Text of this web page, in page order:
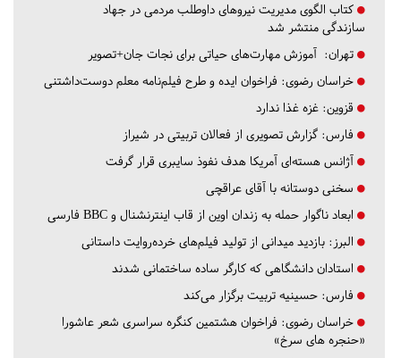
کتاب الگوی مدیریت نیروهای داوطلب مردمی در جهاد
سازندگی منتشر شد
تهران: آموزش مهارت‌های حیاتی برای نجات جان+تصویر
خراسان رضوی: فراخوان ایده و طرح فیلم‌نامه معلم دوست‌داشتنی
قزوین: غزه غذا ندارد
فارس: گزارش تصویری از فعالان تربیتی در شیراز
آژانس هسته‌ای آمریکا هدف نفوذ سایبری قرار گرفت
سخنی دوستانه با آقای عراقچی
ابعاد ناگوار حمله به زندان اوین از قاب اینترنشنال و BBC فارسی
البرز: بازدید میدانی از تولید فیلم‌های خرده‌روایت داستانی
استادان دانشگاهی که کارگر ساده ساختمانی شدند
فارس: حسینیه تربیت برگزار می‌کند
خراسان رضوی: فراخوان هشتمین کنگره سراسری شعر عاشورا
«حنجره های سرخ»